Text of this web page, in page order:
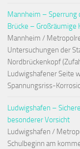
Mannheim – Sperrung
Brücke –
Mannheim /
Untersuchungen der
Nordbrückenkopf
Ludwigshafener Seite
Spannungsriss-
Ludwigshafen –
besonderer Vorsicht
Ludwigshafen /
Schulbeginn am